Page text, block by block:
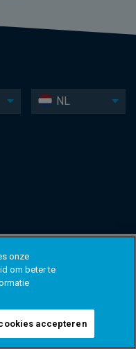
NL
onze
om beter te
accepteren